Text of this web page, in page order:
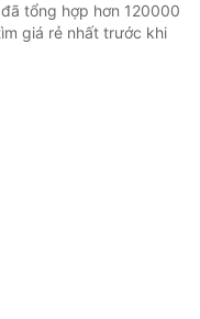
tổng hợp hơn 120000
giá rẻ nhất trước khi